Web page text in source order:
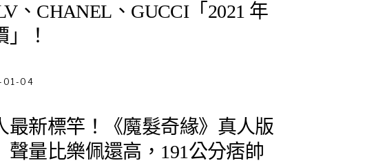
、CHANEL、GUCCI「2021 年
！
01-04
最新標竿！《魔髮奇緣》真人版
聲量比樂佩還高，191公分痞帥